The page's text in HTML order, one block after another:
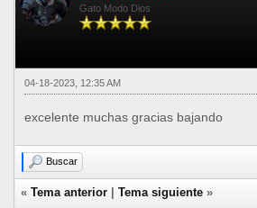
Gato Modo Dios
04-18-2023, 12:35 AM
excelente muchas gracias bajando
Buscar
« Tema anterior Tema siguiente »